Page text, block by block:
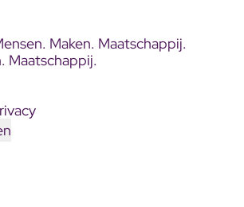
Maken. Maatschappij.
Maatschappij.